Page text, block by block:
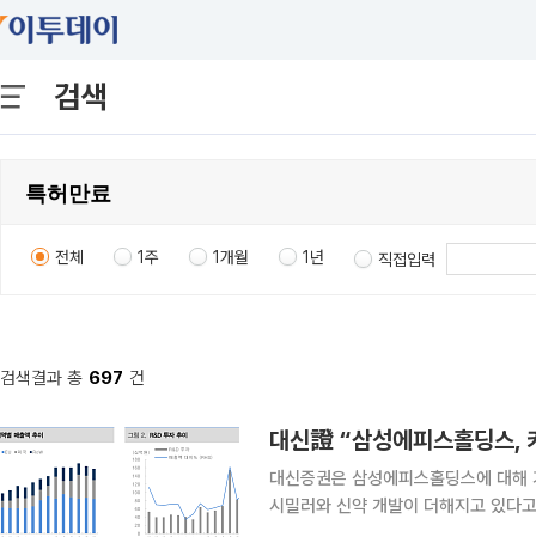
검색
전체 1주 1개월 1년 직접입력
검색결과 총 697 건
대신증권은 삼성에피스홀딩스에 대
시밀러와 신약 개발이 더해지고 있다